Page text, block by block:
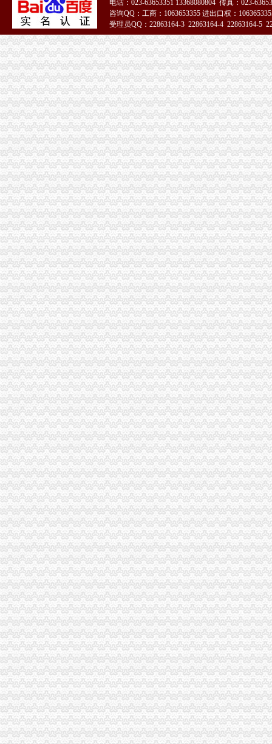
老挝磨丁场|挂挂一族软件站_游戏攻略
清明节来了,重庆4月份要发生翻天覆地的变化！_搜狐旅游_搜狐网
原木门,衣柜,橱柜,护墙板,酒柜,书柜,
重庆市利源力容器设备制造有限责任公司|重庆市利源力容器设备制
7次逾期银行不付已交办不下来_新闻中心_大河网
大学城公司注销
洛铁腕规范旅游市场84家无资质旅行社网点被注销-城市频道-国际
广东省科学技术厅关于注销广州中大学实验动物中心（大学城校区
蓝黛动：万联证券股份有限公司关于公司注销次公开发行股票募集
广州大学城10年“变身”进驻大学生数量翻两番-中新网
中国蓝TV新闻_期-公司声称这是大学城潜规则-资讯-高清
磁器口公司注销
桂发祥：北京市君合律师事务所关于公司次公开发行股票并上市的补
磁器口“陈麻花”掐架陈昌银告陈昌原侵权_大渝网_腾讯网
北京贝尔酒店地址,电话,价格,预订（图）-北京酒店预订-大众点
重庆混凝土搅拌机械左老师造价培训磁器口_志趣网
【快速办理解除税务非正常户公司吊销转注销】-东城磁器口易登网
陈家湾公司注销
7家中央、省属企事业单位整体退出抚仙湖一级保护区_社会新闻_大众网
陈家湾手表回收哪里回图片,典当手表图片-中科商务网-浩宇名品回
重庆沙坪坝电脑上门维修,沙坪坝电脑上门维修三峡广场陈家湾梨树湾
【多图】保利蓝海郡精装三房未住过高楼层可看湖,保利蓝海郡二
贝肯能源（002828）-公司公告-贝肯能源：北京市天兆雨田律师事务所
陈家桥公司注销
邵陈家桥乡会计审计公司|邵列表网
【宿州二手魅族手机交易市场_二手魅族手机价格】-宿州赶集网
建设宣示表多少字91交换站未操作-查股票网
【重庆低价售公司】-公司如何降低注册资本？-公司注册-重庆百姓网
走过57年渝中区望龙门街道将撤销-社会八-江津网
沙坪坝区公司注销流程
重庆殡服务中心相关资讯_巴南殡用品批发-中国制造交易网
招商银行--步速者（）法律意见书
鑫珠——凤凰网房产北京
洗胶片的地方沙坪坝还有吗？
节后个工作日沙区窗口单位提前到岗服务热-专题频道-华龙网
重庆公司注销
重庆证件遗失挂失清算注销怎么登报价格|重庆证件遗失挂失清算注销怎
重庆市卫生局早就撤消了重庆卫虹品招标公司资格——善战者,不在
重庆国际实业投资股份有限公司关于注销控股子公司公告-股指期货频
购房近20年未办证房产公司注销了咋办？_房产重庆站_腾讯网
重庆收紧类金融企业审批注销34家投资咨询类企业-重庆-新闻-房产-黔
沙坪坝区公司注销
【超越健身有限公司沙坪坝分公司2018新招聘信息】_聘网
重庆城市广告公司的广告牌被拆除,沙坪坝区应否补偿?-坚守良
重庆沙坪坝税务专员招聘（2018年）-职友集（让就业决策更聪明）
租售转让_网易体育
重庆沙坪坝区营业执照变更公司转让哪家好？成效财务-商务服务-久
曾家
曾家老大VS曾老大,是不是同一个-家在深圳
曾家腊味品牌拍摄|摄影|产品|森焱摄影-原创作品-站酷（ZCOOL）
武夷山曾家客栈_地址：武夷山市兴田镇南源岭
【武汉曾家社区】-乐居武汉二手房
曾家傻妞游三亚_鱼游天下_厦门小鱼社区_厦门小鱼网
曾家公司注销
淮南公司注销：转让或合作教学淮南第一家甜品店家乐福巧芋工坊-淮
互联网房产中介盛况不再爱屋吉屋注销超15家子公司-凤凰-具媒
央行注销2家企业征信备案资格_银行_好买基金网
万向老年迟暮？持续出售资产对外投资6家公司注销-[中财网]
电话：023-63653351 13368080804 传真：023-
咨询QQ：工商：1063653355 进出口权：
受理员QQ：22863164-3 22863164-4 22863164-5
51La